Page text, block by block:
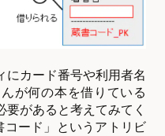
にカード番号や利用者名
が何の本を借りている
があると考えてみてく
コード」というアトリビ